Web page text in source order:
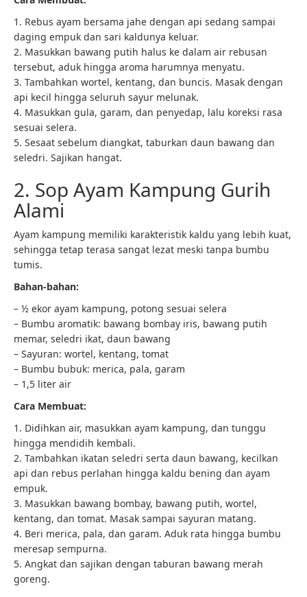
1. Rebus ayam bersama jahe dengan api sedang sampai
daging empuk dan sari kaldunya keluar.
2. Masukkan bawang putih halus ke dalam air rebusan
tersebut, aduk hingga aroma harumnya menyatu.
3. Tambahkan wortel, kentang, dan buncis. Masak dengan
api kecil hingga seluruh sayur melunak.
4. Masukkan gula, garam, dan penyedap, lalu koreksi rasa
sesuai selera.
5. Sesaat sebelum diangkat, taburkan daun bawang dan
seledri. Sajikan hangat.
2. Sop Ayam Kampung Gurih
Alami
Ayam kampung memiliki karakteristik kaldu yang lebih kuat,
sehingga tetap terasa sangat lezat meski tanpa bumbu
tumis.
Bahan-bahan:
– ½ ekor ayam kampung, potong sesuai selera
– Bumbu aromatik: bawang bombay iris, bawang putih
memar, seledri ikat, daun bawang
– Sayuran: wortel, kentang, tomat
– Bumbu bubuk: merica, pala, garam
– 1,5 liter air
Cara Membuat:
1. Didihkan air, masukkan ayam kampung, dan tunggu
hingga mendidih kembali.
2. Tambahkan ikatan seledri serta daun bawang, kecilkan
api dan rebus perlahan hingga kaldu bening dan ayam
empuk.
3. Masukkan bawang bombay, bawang putih, wortel,
kentang, dan tomat. Masak sampai sayuran matang.
4. Beri merica, pala, dan garam. Aduk rata hingga bumbu
meresap sempurna.
5. Angkat dan sajikan dengan taburan bawang merah
goreng.